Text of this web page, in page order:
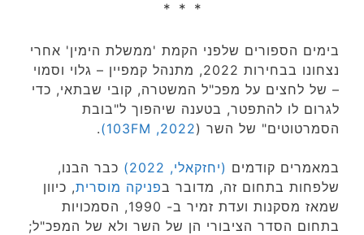
* * *
בימים הספורים שלפני הקמת 'ממשלת הימין' אחרי
נצחונו בבחירות 2022, מתנהל קמפיין – גלוי וסמוי
– של לחצים על מפכ"ל המשטרה, קובי שבתאי, כדי
לגרום לו להתפטר, בטענה שיהפוך ל"בובת
הסמרטוטים" של השר (103FM ,2022)
.
במאמרים קודמים (יחזקאלי, 2022)
כבר הבנו,
שלפחות בתחום זה, מדובר בפניקה מוסרית, כיוון
שמאז מסקנות ועדת זמיר ב- 1990, הסמכויות
בתחום הסדר הציבורי הן של השר ולא של המפכ"ל;